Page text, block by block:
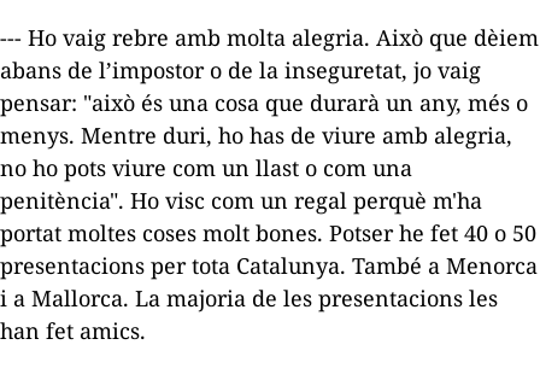
--- Ho vaig rebre amb molta alegria. Això que dèiem
abans de l’impostor o de la inseguretat, jo vaig
pensar: "això és una cosa que durarà un any, més o
menys. Mentre duri, ho has de viure amb alegria,
no ho pots viure com un llast o com una
penitència". Ho visc com un regal perquè m'ha
portat moltes coses molt bones. Potser he fet 40 o 50
presentacions per tota Catalunya. També a Menorca
i a Mallorca. La majoria de les presentacions les
han fet amics.